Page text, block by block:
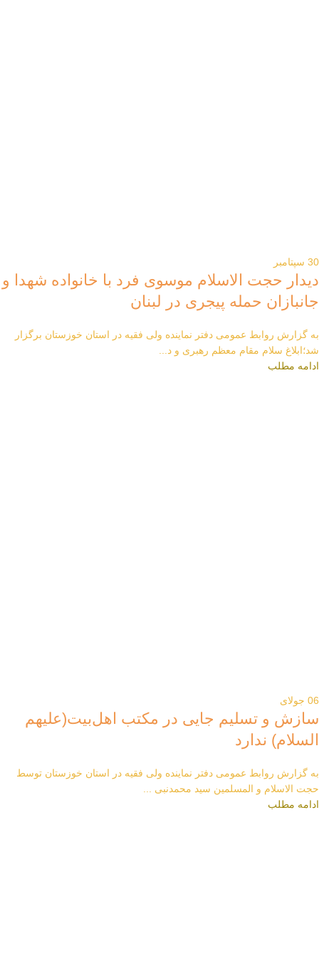
30 سپتامبر
دیدار حجت الاسلام موسوی فرد با خانواده شهدا و
جانبازان حمله پیجری در لبنان
به گزارش روابط عمومی دفتر نماینده ولی فقیه در استان خوزستان برگزار
شد؛ابلاغ سلام مقام معظم رهبری و د...
ادامه مطلب
06 جولای
سازش و تسلیم جایی در مکتب اهل‌بیت(علیهم
السلام) ندارد
به گزارش روابط عمومی دفتر نماینده ولی فقیه در استان خوزستان توسط
حجت الاسلام و المسلمین سید محمدنبی ...
ادامه مطلب